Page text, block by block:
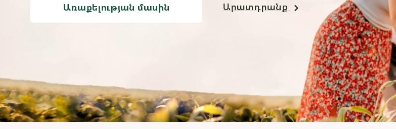
Առաքելության մասին Արատդրանք